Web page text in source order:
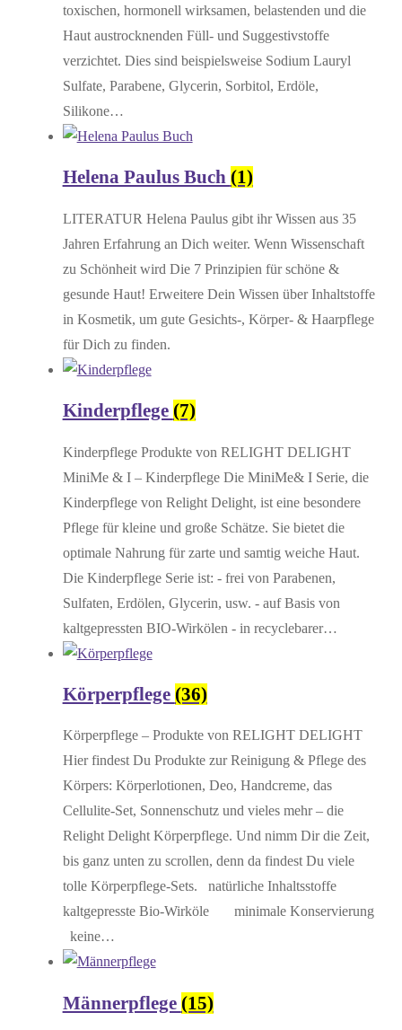
toxischen, hormonell wirksamen, belastenden und die
Haut austrocknenden Füll- und Suggestivstoffe
verzichtet. Dies sind beispielsweise Sodium Lauryl
Sulfate, Parabene, Glycerin, Sorbitol, Erdöle,
Silikone…
Helena Paulus Buch (1)
LITERATUR Helena Paulus gibt ihr Wissen aus 35
Jahren Erfahrung an Dich weiter. Wenn Wissenschaft
zu Schönheit wird Die 7 Prinzipien für schöne &
gesunde Haut! Erweitere Dein Wissen über Inhaltstoffe
in Kosmetik, um gute Gesichts-, Körper- & Haarpflege
für Dich zu finden.
Kinderpflege (7)
Kinderpflege Produkte von RELIGHT DELIGHT
MiniMe & I – Kinderpflege Die MiniMe& I Serie, die
Kinderpflege von Relight Delight, ist eine besondere
Pflege für kleine und große Schätze. Sie bietet die
optimale Nahrung für zarte und samtig weiche Haut.
Die Kinderpflege Serie ist: - frei von Parabenen,
Sulfaten, Erdölen, Glycerin, usw. - auf Basis von
kaltgepressten BIO-Wirkölen - in recyclebarer…
Körperpflege (36)
Körperpflege – Produkte von RELIGHT DELIGHT
Hier findest Du Produkte zur Reinigung & Pflege des
Körpers: Körperlotionen, Deo, Handcreme, das
Cellulite-Set, Sonnenschutz und vieles mehr – die
Relight Delight Körperpflege. Und nimm Dir die Zeit,
bis ganz unten zu scrollen, denn da findest Du viele
tolle Körperpflege-Sets. natürliche Inhaltsstoffe
kaltgepresste Bio-Wirköle minimale Konservierung
keine…
Männerpflege (15)